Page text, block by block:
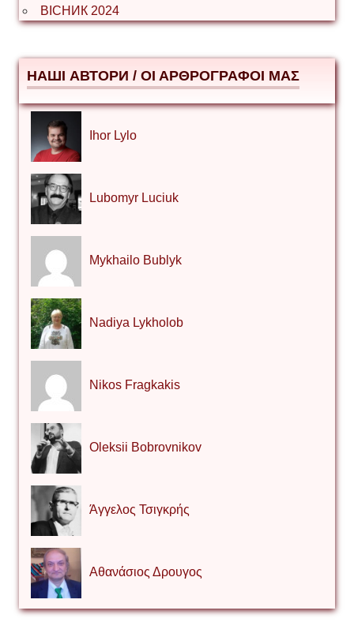
ВІСНИК 2024
НАШІ АВТОРИ / ΟΙ ΑΡΘΡΟΓΡΑΦΟΙ ΜΑΣ
Ihor Lylo
Lubomyr Luciuk
Mykhailo Bublyk
Nadiya Lykholob
Nikos Fragkakis
Oleksii Bobrovnikov
Άγγελος Τσιγκρής
Αθανάσιος Δρουγος